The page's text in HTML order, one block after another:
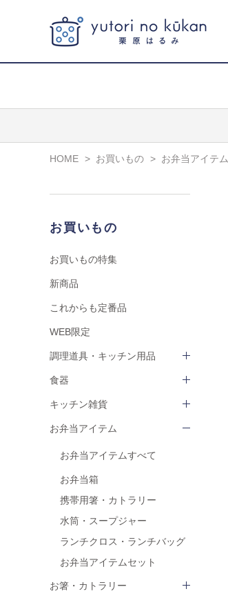
HOME > お買いもの > お弁当アイテム
お買いもの
お買いもの特集
新商品
これからも定番品
WEB限定
調理道具・キッチン用品
食器
キッチン雑貨
お弁当アイテム
お弁当アイテムすべて
お弁当箱
携帯用箸・カトラリー
水筒・スープジャー
ランチクロス・ランチバッグ
お弁当アイテムセット
お箸・カトラリー